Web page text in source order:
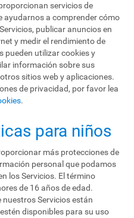
servicios de
ayudarnos a comprender cómo
publicar anuncios en
y medir el rendimiento de
pueden utilizar cookies y
información sobre sus
sitios web y aplicaciones.
de privacidad, por favor lea
.
para niños
más protecciones de
personal que podamos
los Servicios. El término
de 16 años de edad.
Servicios están
disponibles para su uso